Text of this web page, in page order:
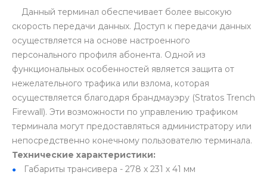
Данный терминал обеспечивает более высокую
скорость передачи данных. Доступ к передачи данных
осуществляется на основе настроенного
персонального профиля абонента. Одной из
функциональных особенностей является защита от
нежелательного трафика или взлома, которая
осуществляется благодаря брандмауэру (Stratos Trench
Firewall). Эти возможности по управлению трафиком
терминала могут предоставляться администратору или
непосредственно конечному пользователю терминала.
Технические характеристики:
Габариты трансивера - 278 х 231 х 41 мм